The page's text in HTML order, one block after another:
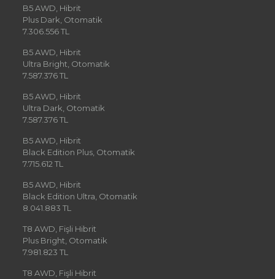
B5 AWD, Hibrit
Plus Dark, Otomatik
7.306.556 TL
B5 AWD, Hibrit
Ultra Bright, Otomatik
7.587.376 TL
B5 AWD, Hibrit
Ultra Dark, Otomatik
7.587.376 TL
B5 AWD, Hibrit
Black Edition Plus, Otomatik
7.715.612 TL
B5 AWD, Hibrit
Black Edition Ultra, Otomatik
8.041.883 TL
T8 AWD, Fişli Hibrit
Plus Bright, Otomatik
7.981.823 TL
T8 AWD, Fişli Hibrit